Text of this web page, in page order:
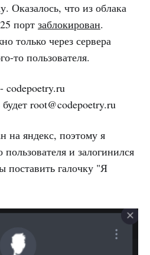
Оказалось, что из облака
порт заблокирован.
только через сервера
то пользователя.
codepoetry.ru
root@codepoetry.ru
на яндекс, поэтому я
и залогинился
поставить галочку "Я